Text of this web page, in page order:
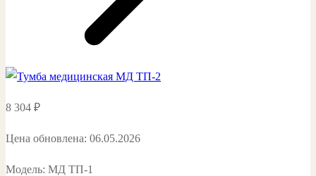
8 304 ₽
Цена обновлена: 06.05.2026
Модель: МД ТП-1